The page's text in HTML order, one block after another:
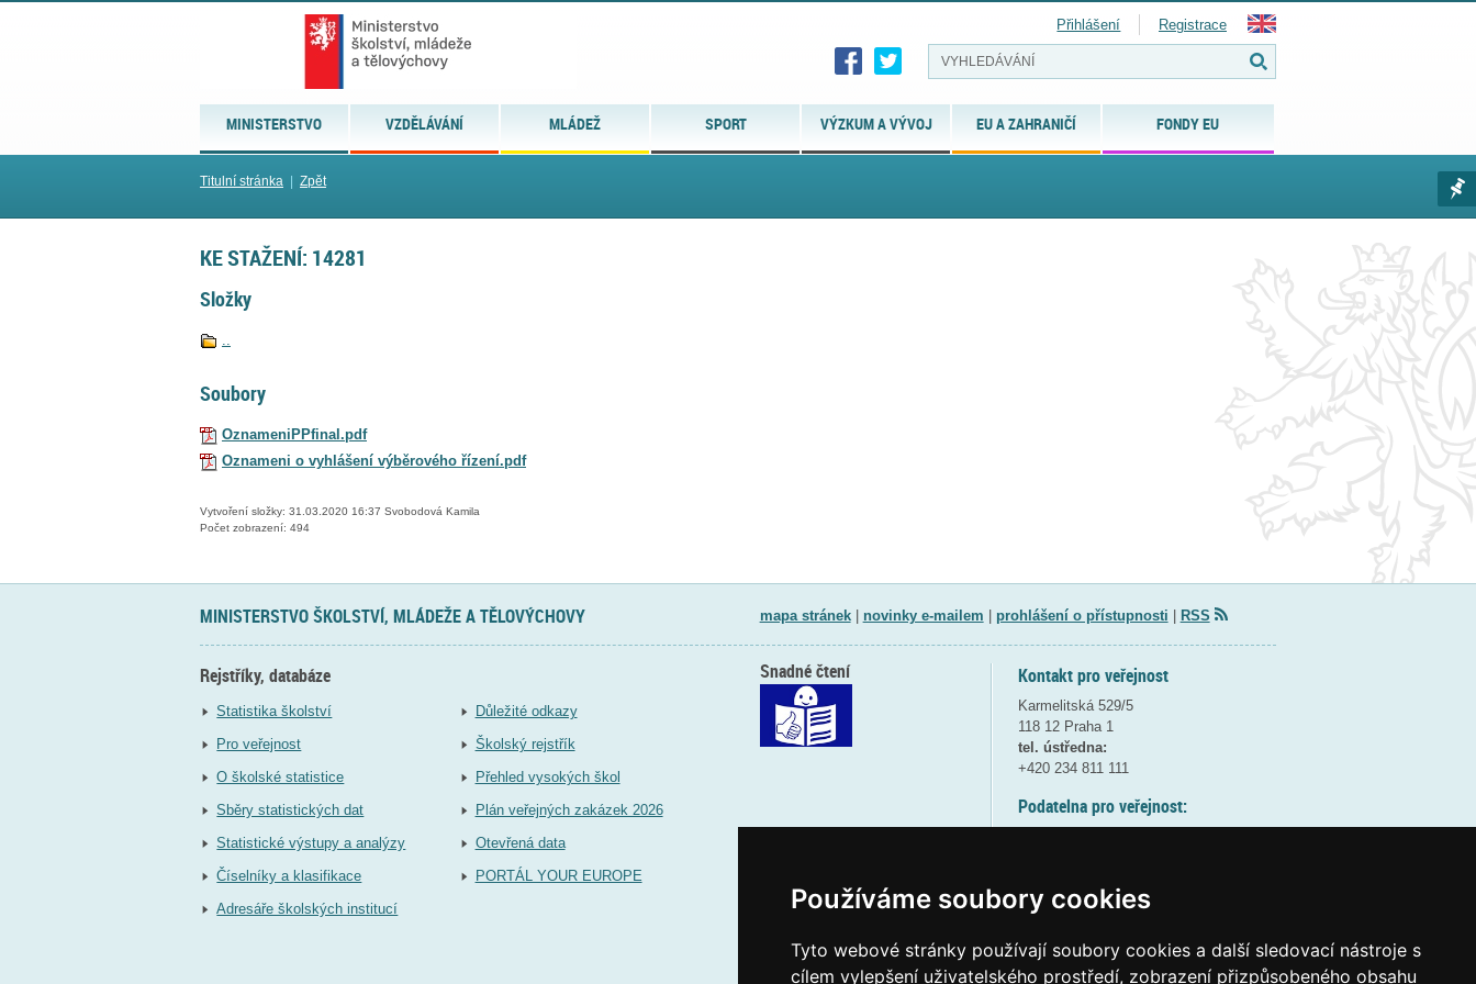
Používáme soubory cookies
Tyto webové stránky používají soubory cookies a další sledovací nástroje s
cílem vylepšení uživatelského prostředí, zobrazení přizpůsobeného obsahu
MINISTERSTVO VZDĚLÁVÁNÍ MLÁDEŽ SPORT VÝZKUM A VÝVOJ EU A ZAHRANIČÍ FONDY EU
Přihlášení Registrace
Titulní stránka Zpět
KE STAŽENÍ: 14281
Složky
..
Soubory
OznameniPPfinal.pdf
Oznameni o vyhlášení výběrového řízení.pdf
Vytvoření složky: 31.03.2020 16:37 Svobodová Kamila
Počet zobrazení: 494
MINISTERSTVO ŠKOLSTVÍ, MLÁDEŽE A TĚLOVÝCHOVY mapa stránek| novinky e-mailem prohlášení o přístupnosti RSS
Rejstříky, databáze
Statistika školství
Pro veřejnost
O školské statistice
Sběry statistických dat
Statistické výstupy a analýzy
Číselníky a klasifikace
Adresáře školských institucí
Důležité odkazy
Školský rejstřík
Přehled vysokých škol
Plán veřejných zakázek 2026
Otevřená data
PORTÁL YOUR EUROPE
Kontakt pro veřejnost
Karmelitská 529/5
118 12 Praha 1
tel. ústředna:
+420 234 811 111
Podatelna pro veřejnost:
(více informací
Snadné čtení